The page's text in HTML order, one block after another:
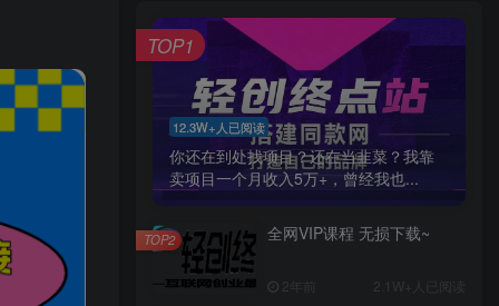
12.3W+人已阅读
你还在到处找项目？还在当韭菜？我靠
卖项目一个月收入5万+，曾经我也...
TOP1
全网VIP课程 无损下载~
2年前 2.1W+人已阅读
TOP2